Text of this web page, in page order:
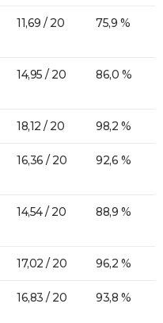
11,69 / 20 75,9 %
14,95 / 20 86,0 %
18,12 / 20 98,2 %
16,36 / 20 92,6 %
14,54 / 20 88,9 %
17,02 / 20 96,2 %
16,83 / 20 93,8 %